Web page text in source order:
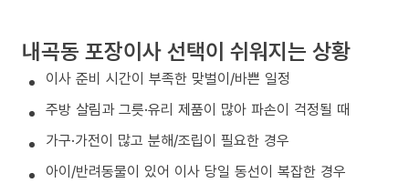
내곡동 포장이사 선택이 쉬워지는 상황
이사 준비 시간이 부족한 맞벌이/바쁜 일정
주방 살림과 그릇·유리 제품이 많아 파손이 걱정될 때
가구·가전이 많고 분해/조립이 필요한 경우
아이/반려동물이 있어 이사 당일 동선이 복잡한 경우